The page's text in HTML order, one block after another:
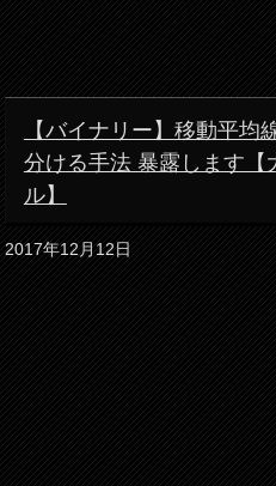
【バイナリー】移動平均
分ける手法 暴露します【
ル】
2017年12月12日